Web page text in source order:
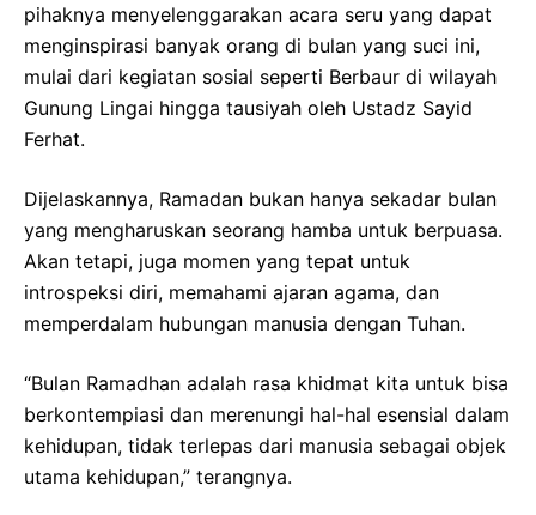
pihaknya menyelenggarakan acara seru yang dapat
menginspirasi banyak orang di bulan yang suci ini,
mulai dari kegiatan sosial seperti Berbaur di wilayah
Gunung Lingai hingga tausiyah oleh Ustadz Sayid
Ferhat.
Dijelaskannya, Ramadan bukan hanya sekadar bulan
yang mengharuskan seorang hamba untuk berpuasa.
Akan tetapi, juga momen yang tepat untuk
introspeksi diri, memahami ajaran agama, dan
memperdalam hubungan manusia dengan Tuhan.
“Bulan Ramadhan adalah rasa khidmat kita untuk bisa
berkontempiasi dan merenungi hal-hal esensial dalam
kehidupan, tidak terlepas dari manusia sebagai objek
utama kehidupan,” terangnya.